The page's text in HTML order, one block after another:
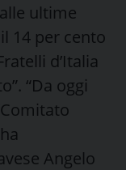
ultime
14 per cento
d’Italia
“Da oggi
Angelo